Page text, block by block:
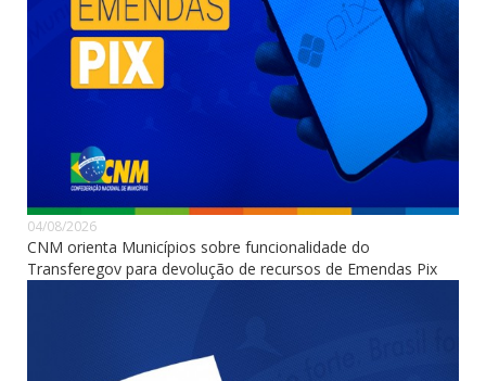
04/08/2026
CNM orienta Municípios sobre funcionalidade do
Transferegov para devolução de recursos de Emendas Pix